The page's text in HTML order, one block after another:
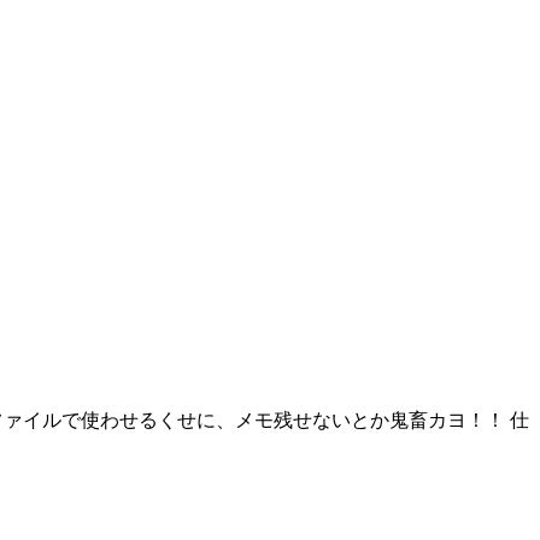
イルで使わせるくせに、メモ残せないとか鬼畜カヨ！！ 仕